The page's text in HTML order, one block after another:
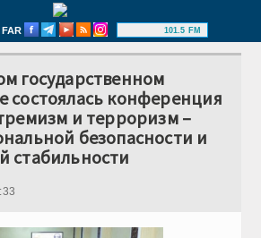
FAR 101.5 FM
государственном
состоялась конференция
и терроризм –
безопасности и
стабильности